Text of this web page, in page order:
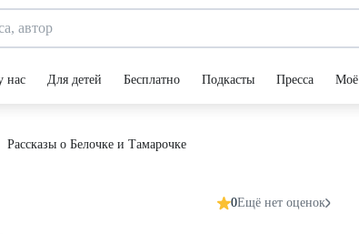
нас Для детей Бесплатно Подкасты Пресса Моё
Рассказы о Белочке и Тамарочке
0Ещё нет оценок